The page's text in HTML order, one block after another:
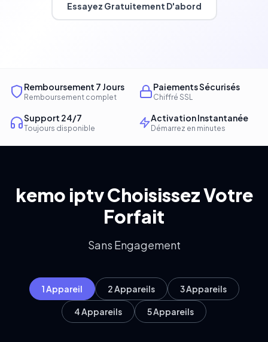
Essayez Gratuitement D'abord
Remboursement 7 Jours
Remboursement complet
Paiements Sécurisés
Chiffré SSL
Support 24/7
Toujours disponible
Activation Instantanée
Démarrez en minutes
kemo iptv Choisissez Votre
Forfait
Sans Engagement
1 Appareil 2 Appareils 3 Appareils
4 Appareils 5 Appareils